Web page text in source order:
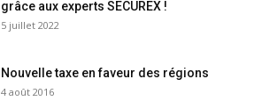
grâce aux experts SECUREX !
5 juillet 2022
Nouvelle taxe en faveur des régions
4 août 2016